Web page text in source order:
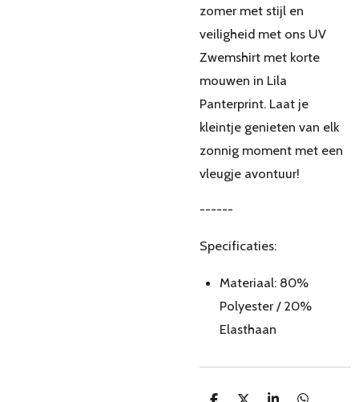
zomer met stijl en
veiligheid met ons UV
Zwemshirt met korte
mouwen in Lila
Panterprint. Laat je
kleintje genieten van elk
zonnig moment met een
vleugje avontuur!
------
Specificaties:
Materiaal: 80%
Polyester / 20%
Elasthaan